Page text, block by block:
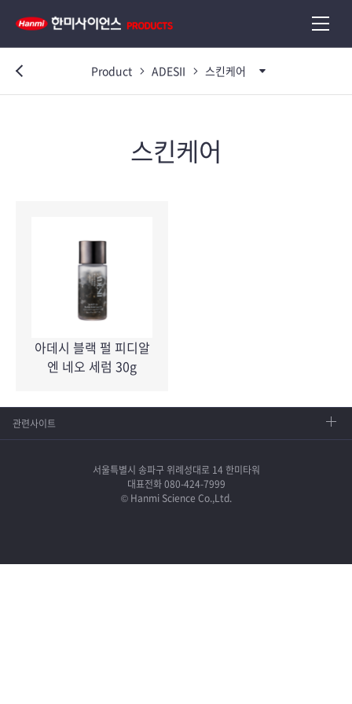
Product ADESII 스킨케어
스킨케어
아데시 블랙 펄 피디알
엔 네오 세럼 30g
서울특별시 송파구 위례성대로 14 한미타워
대표전화 080-424-7999
© Hanmi Science Co.,Ltd.
관련사이트